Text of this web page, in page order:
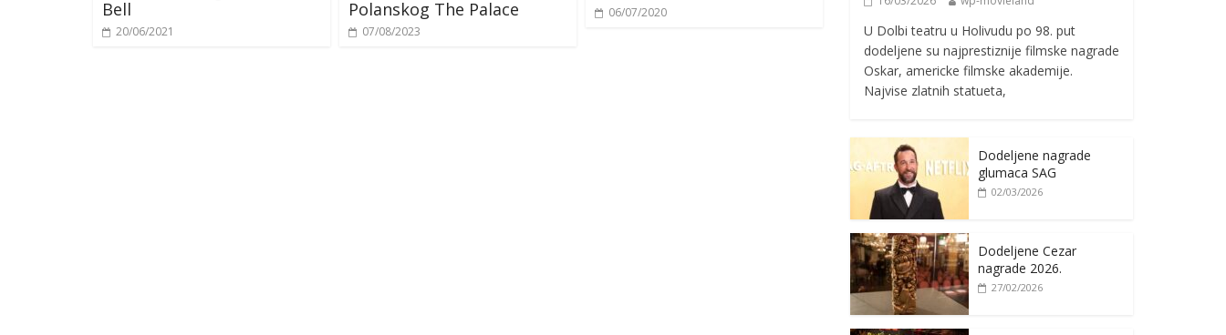
Bell
20/06/2021
Polanskog The Palace
07/08/2023
06/07/2020
U Dolbi teatru u Holivudu po 98. put
dodeljene su najprestiznije filmske nagrade
Oskar, americke filmske akademije.
Najvise zlatnih statueta,
Dodeljene nagrade
glumaca SAG
02/03/2026
Dodeljene Cezar
nagrade 2026.
27/02/2026